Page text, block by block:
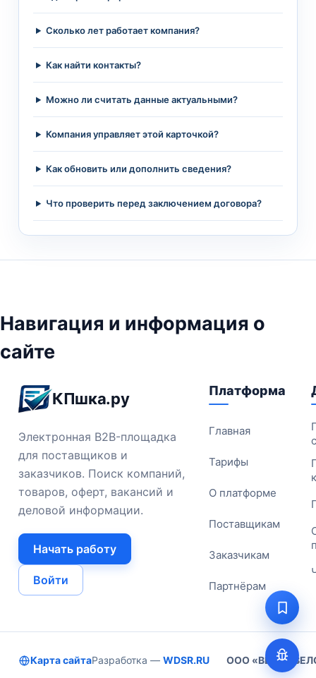
Сколько лет работает компания?
Как найти контакты?
Можно ли считать данные актуальными?
Компания управляет этой карточкой?
Как обновить или дополнить сведения?
Что проверить перед заключением договора?
Навигация и информация о
сайте
КПшка.ру
Электронная B2B-площадка
для поставщиков и
заказчиков. Поиск компаний,
товаров, оферт, вакансий и
деловой информации.
Начать работу
Войти
Платформа
Главная
Тарифы
О платформе
Поставщикам
Заказчикам
Партнёрам
Карта сайтаРазработка — WDSR.RU ООО «ВЕБ